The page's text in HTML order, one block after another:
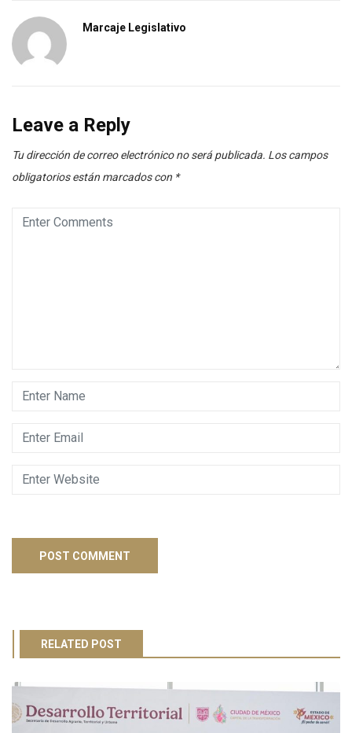
Marcaje Legislativo
Leave a Reply
Tu dirección de correo electrónico no será publicada. Los campos
obligatorios están marcados con *
RELATED POST